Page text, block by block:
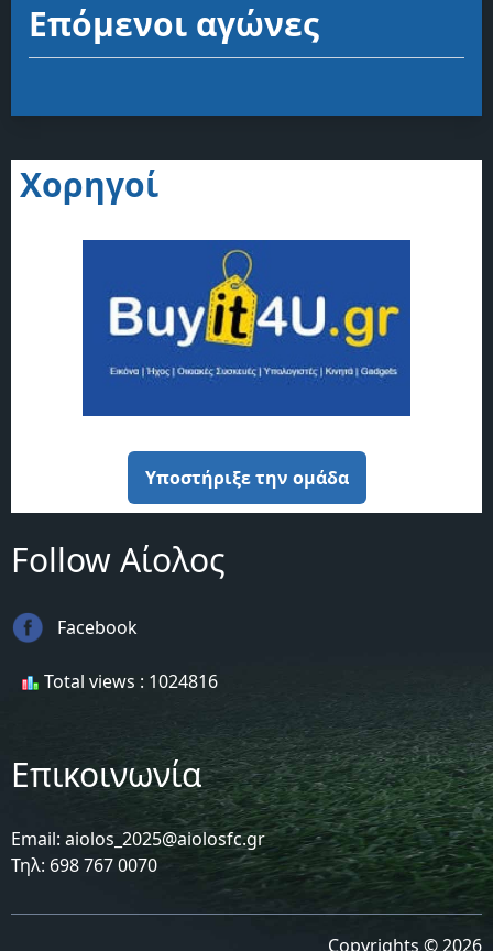
Επόμενοι αγώνες
Χορηγοί
Υποστήριξε την ομάδα
Follow Αίολος
Facebook
Total views : 1024816
Επικοινωνία
Email: aiolos_2025@aiolosfc.gr
Τηλ: 698 767 0070
Copyrights © 2026